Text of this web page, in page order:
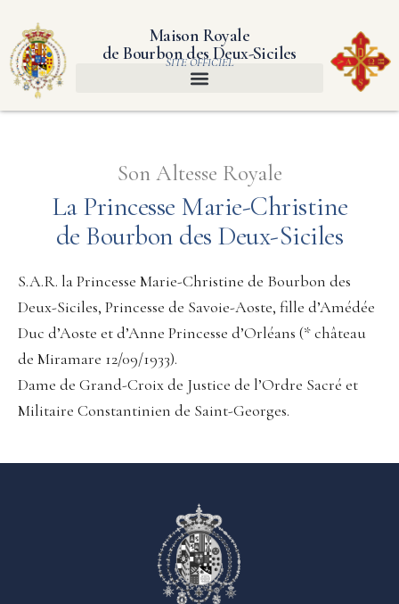
Maison Royale
de Bourbon des Deux-Siciles
SITE OFFICIEL
Son Altesse Royale
La Princesse Marie-Christine
de Bourbon des Deux-Siciles
S.A.R. la Princesse Marie-Christine de Bourbon des
Deux-Siciles, Princesse de Savoie-Aoste, fille d’Amédée
Duc d’Aoste et d’Anne Princesse d’Orléans (* château
de Miramare 12/09/1933).
Dame de Grand-Croix de Justice de l’Ordre Sacré et
Militaire Constantinien de Saint-Georges.